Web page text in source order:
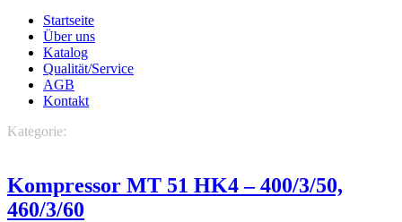
Startseite
Über uns
Katalog
Qualität/Service
AGB
Kontakt
Kategorie:
Kompressor MT 51 HK4 – 400/3/50,
460/3/60